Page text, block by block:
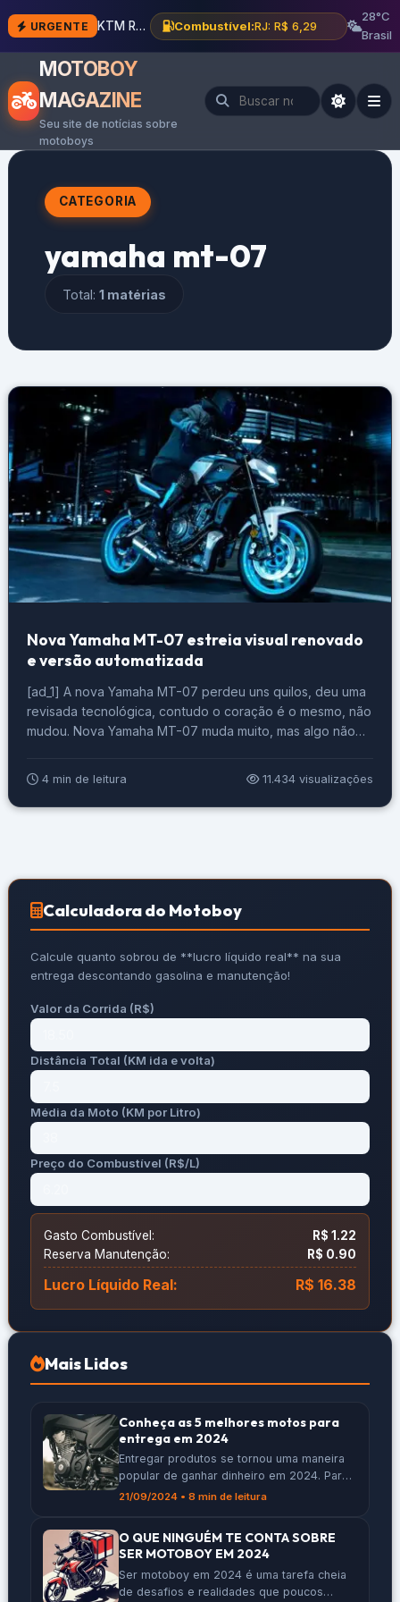
URGENTE KTM RC 490: esportiva bicilíndrica chega em 2027 Combustível:RJ: R$ 6,29
28°C
Brasil
MOTOBOY
MAGAZINE
Seu site de notícias sobre
motoboys
CATEGORIA
yamaha mt-07
Total:1 matérias
Nova Yamaha MT-07 estreia visual renovado
e versão automatizada
[ad_1] A nova Yamaha MT-07 perdeu uns quilos, deu uma
revisada tecnológica, contudo o coração é o mesmo, não
mudou. Nova Yamaha MT-07 muda muito, mas algo não
Ela está no mercado desde 2014 pois, para 2025, em sua
4ª geração, vem com muitas novidades. Um novo […]
4 min de leitura 11.434 visualizações
Calculadora do Motoboy
Calcule quanto sobrou de **lucro líquido real** na sua
entrega descontando gasolina e manutenção!
Valor da Corrida (R$)
Distância Total (KM ida e volta)
Média da Moto (KM por Litro)
Preço do Combustível (R$/L)
Gasto Combustível:
R$ 1.22
Reserva Manutenção:
R$ 0.90
Lucro Líquido Real: R$ 16.38
Mais Lidos
Conheça as 5 melhores motos para
entrega em 2024
Entregar produtos se tornou uma maneira
popular de ganhar dinheiro em 2024. Para
quem quer se destacar nesse trabalho, é
artigo, vamos apresentar as 5 melhores
motos para entrega deste ano, ajudando
você a decidir qual se encaixa melhor nas
suas necessidades e no seu bolso.
Principais Pontos A […]
21/09/2024 • 8 min de leitura
O QUE NINGUÉM TE CONTA SOBRE
SER MOTOBOY EM 2024
Ser motoboy em 2024 é uma tarefa cheia
de desafios e realidades que poucos